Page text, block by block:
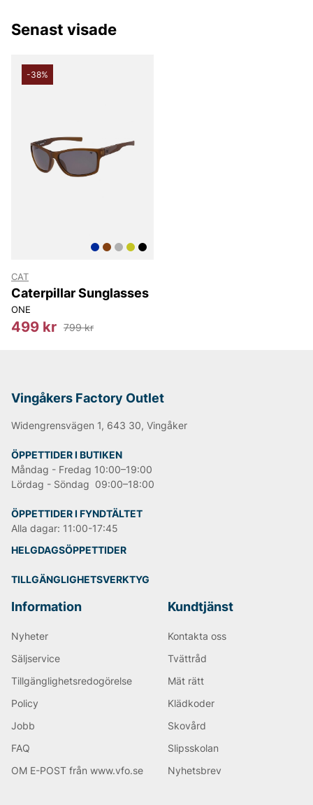
LEE
NN07
Replay
Oscar Jacobson
Senast visade
-38%
CAT
Caterpillar Sunglasses
ONE
499 kr 799 kr
Vingåkers Factory Outlet
Widengrensvägen 1, 643 30, Vingåker
ÖPPETTIDER I BUTIKEN
Måndag - Fredag 10:00–19:00
Lördag - Söndag 09:00–18:00
ÖPPETTIDER I FYNDTÄLTET
Alla dagar: 11:00-17:45
HELGDAGSÖPPETTIDER
TILLGÄNGLIGHETSVERKTYG
Information
Nyheter
Säljservice
Tillgänglighetsredogörelse
Policy
Jobb
FAQ
OM E-POST från www.vfo.se
Kundtjänst
Kontakta oss
Tvättråd
Mät rätt
Klädkoder
Skovård
Slipsskolan
Nyhetsbrev